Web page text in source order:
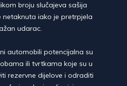
broju slučajeva sašija
iako je pretrpjela
udarac.
automobili potencijalna su
ili tvrtkama koje su u
rezervne dijelove i odraditi